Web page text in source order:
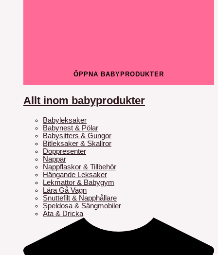
ÖPPNA BABYPRODUKTER
Allt inom babyprodukter
Babyleksaker
Babynest & Pölar
Babysitters & Gungor
Bitleksaker & Skallror
Doppresenter
Nappar
Nappflaskor & Tillbehör
Hängande Leksaker
Lekmattor & Babygym
Lära Gå Vagn
Snuttefilt & Napphållare
Speldosa & Sängmobiler
Äta & Dricka